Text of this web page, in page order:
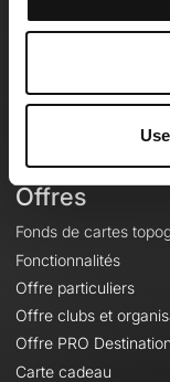
Equipe
À propos
Offres
Fonds de cartes
Fonctionnalités
Offre particuliers
Offre clubs et
Offre PRO
Carte cadeau